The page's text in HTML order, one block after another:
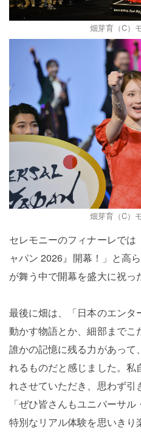
畑芽育（C）
畑芽育（C）
セレモニーのフィナーレで
ャパン 2026』開幕！」と高
が舞う中で開幕を盛大に祝っ
最後に畑は、「日本のエン
動かす物語とか、細部までこ
誰かの記憶に残る力があっ
れるものだと感じました。
れさせていただき、思わず引
「ぜひ皆さんもユニバーサ
特別なリアル体験を思いき